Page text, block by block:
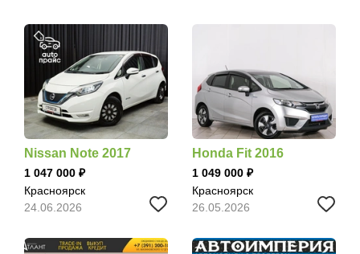
Nissan Note 2017
1 047 000
Красноярск
24.06.2026
Honda Fit 2016
1 049 000
Красноярск
26.05.2026